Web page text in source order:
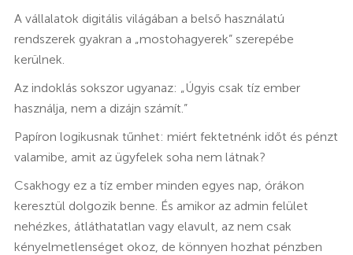
A vállalatok digitális világában a belső használatú
rendszerek gyakran a „mostohagyerek” szerepébe
kerülnek.
Az indoklás sokszor ugyanaz: „Úgyis csak tíz ember
használja, nem a dizájn számít.”
Papíron logikusnak tűnhet: miért fektetnénk időt és pénzt
valamibe, amit az ügyfelek soha nem látnak?
Csakhogy ez a tíz ember minden egyes nap, órákon
keresztül dolgozik benne. És amikor az admin felület
nehézkes, átláthatatlan vagy elavult, az nem csak
kényelmetlenséget okoz, de könnyen hozhat pénzben